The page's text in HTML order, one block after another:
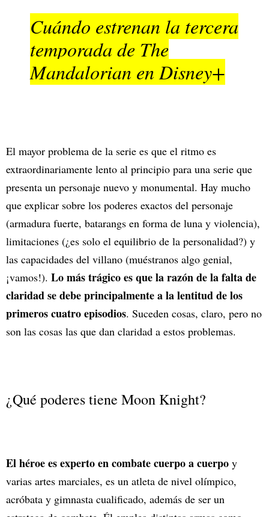
Cuándo estrenan la tercera
temporada de The
Mandalorian en Disney+
El mayor problema de la serie es que el ritmo es
extraordinariamente lento al principio para una serie que
presenta un personaje nuevo y monumental. Hay mucho
que explicar sobre los poderes exactos del personaje
(armadura fuerte, batarangs en forma de luna y violencia),
limitaciones (¿es solo el equilibrio de la personalidad?) y
las capacidades del villano (muéstranos algo genial,
¡vamos!). Lo más trágico es que la razón de la falta de
claridad se debe principalmente a la lentitud de los
primeros cuatro episodios. Suceden cosas, claro, pero no
son las cosas las que dan claridad a estos problemas.
¿Qué poderes tiene Moon Knight?
El héroe es experto en combate cuerpo a cuerpo y
varias artes marciales, es un atleta de nivel olímpico,
acróbata y gimnasta cualificado, además de ser un